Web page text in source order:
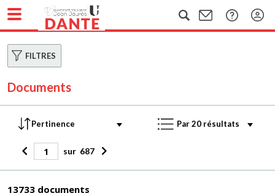
FILTRES
Documents
sur 687
13733 documents